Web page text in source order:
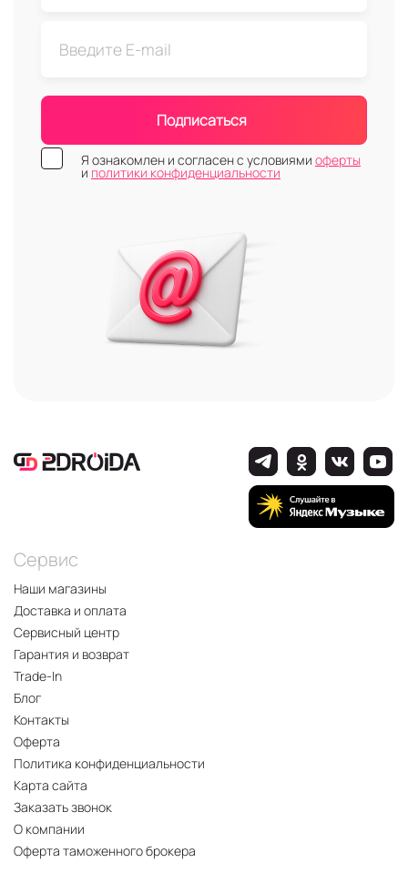
Подписаться
Я ознакомлен и согласен с условиями оферты
и политики конфиденциальности
Сервис
Наши магазины
Доставка и оплата
Сервисный центр
Гарантия и возврат
Trade-In
Блог
Контакты
Оферта
Политика конфиденциальности
Карта сайта
Заказать звонок
О компании
Оферта таможенного брокера